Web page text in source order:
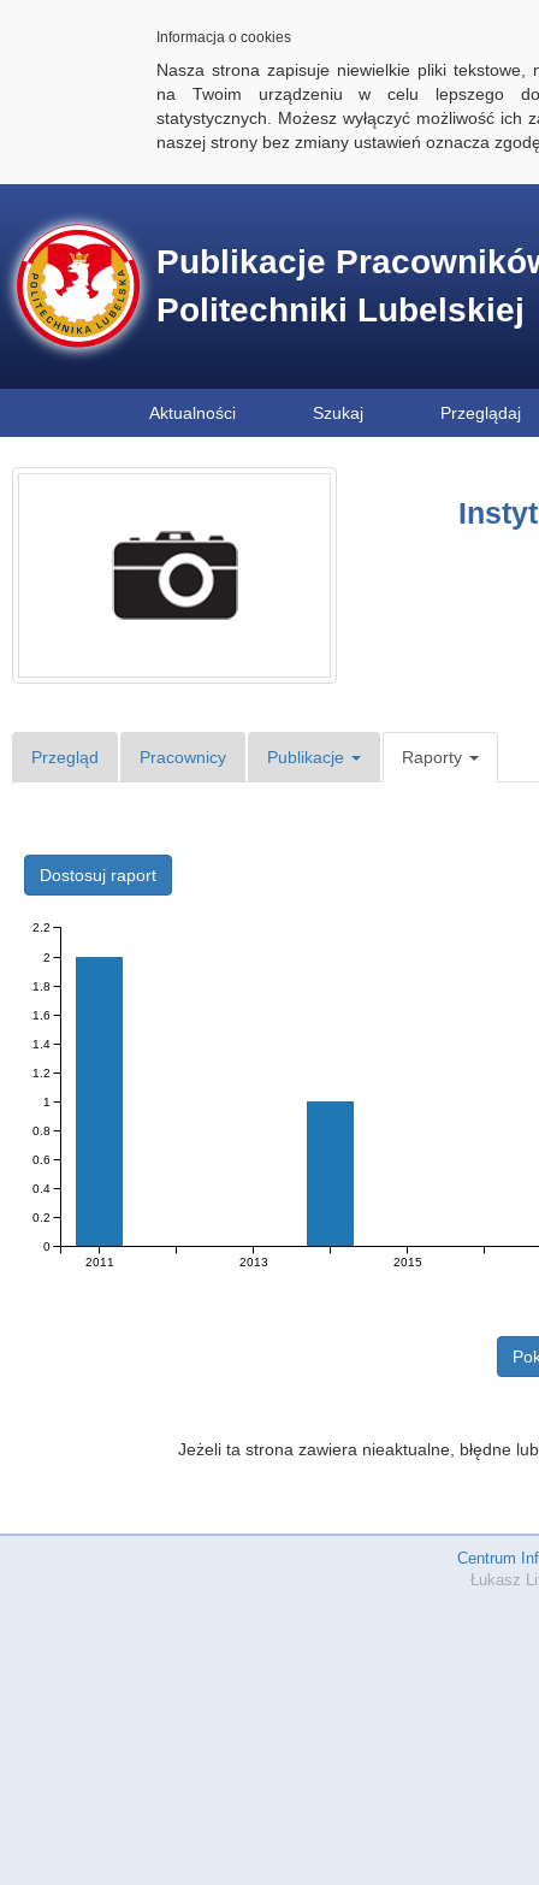
Informacja o cookies
Nasza strona zapisuje niewielkie pliki tekstowe,
na Twoim urządzeniu w celu lepszego
statystycznych. Możesz wyłączyć możliwość ich
naszej strony bez zmiany ustawień oznacza
Publikacje
Politechniki Lubelskiej
Aktualności Szukaj Przeglądaj
Przegląd Pracownicy Publikacje Raporty
Dostosuj raport
2011 2013 2015
0
0.2
0.4
0.6
0.8
1
1.2
1.4
1.6
1.8
2
2.2
Jeżeli ta strona zawiera nieaktualne, błędne
Centrum
Łukasz